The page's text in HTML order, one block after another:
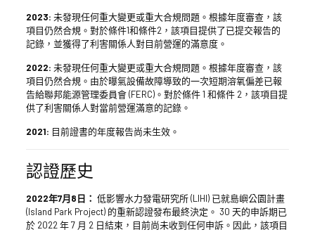
2023: 未發現任何重大變更或重大合規問題。根據年度審查，該
項目仍然合規。對於條件1和條件2，該項目提供了已提交報告的
記錄，並獲得了利害關係人對目前營運的滿意度。
2022: 未發現任何重大變更或重大合規問題。根據年度審查，該
項目仍然合規。由於曝氣設備故障導致的一次短期溶氧偏差已報
告給聯邦能源管理委員會 (FERC)。對於條件 1 和條件 2，該項目提
供了利害關係人對當前營運滿意的記錄。
2021: 目前證書的年度報告尚未生效。
認證歷史
2022年7月8日： 低影響水力發電研究所 (LIHI) 已就島嶼公園計畫
(Island Park Project) 的重新認證發布最終決定。 30 天的申訴期已
於 2022 年 7 月 2 日結束，目前尚未收到任何申訴。因此，該項目